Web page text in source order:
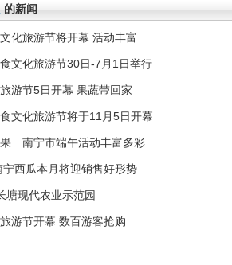
的新闻
化旅游节将开幕 活动丰富
文化旅游节30日-7月1日举行
游节5日开幕 果蔬带回家
文化旅游节将于11月5日开幕
南宁市端午活动丰富多彩
西瓜本月将迎销售好形势
塘现代农业示范园
游节开幕 数百游客抢购